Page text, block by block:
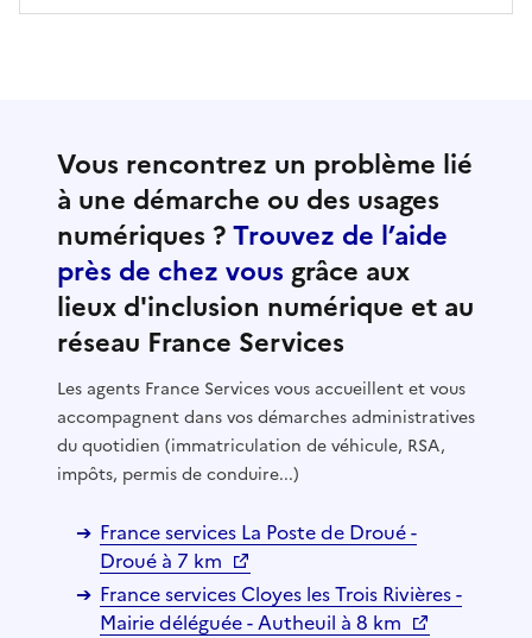
Vous rencontrez un problème lié
à une démarche ou des usages
numériques ?Trouvez de l’aide
près de chez vous grâce aux
lieux d'inclusion numérique et au
réseau France Services
Les agents France Services vous accueillent et vous
accompagnent dans vos démarches administratives
du quotidien (immatriculation de véhicule, RSA,
impôts, permis de conduire...)
France services La Poste de Droué -
Droué à 7 km
France services Cloyes les Trois Rivières -
Mairie déléguée - Autheuil à 8 km